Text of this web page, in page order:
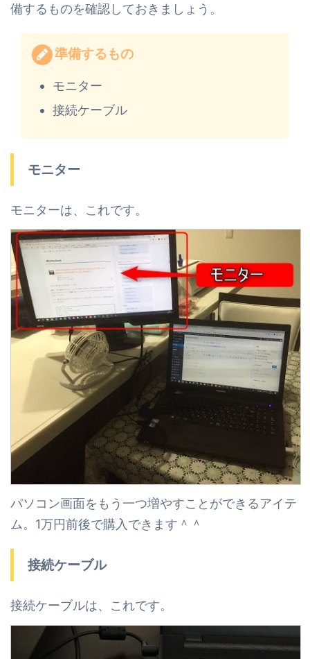
備するものを確認しておきましょう。
準備するもの
モニター
接続ケーブル
モニター
モニターは、これです。
パソコン画面をもう一つ増やすことができるアイテ
ム。1万円前後で購入できます＾＾
接続ケーブル
接続ケーブルは、これです。